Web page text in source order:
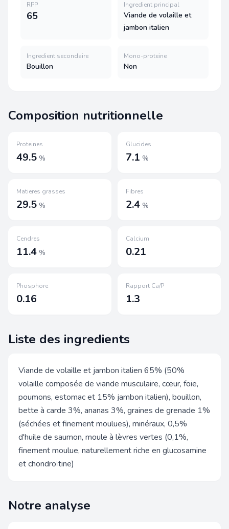
RPP
65
Ingredient principal
Viande de volaille et
jambon italien
Ingredient secondaire
Bouillon
Mono-proteine
Non
Composition nutritionnelle
Proteines
49.5 %
Glucides
7.1 %
Matieres grasses
29.5 %
Fibres
2.4 %
Cendres
11.4 %
Calcium
0.21
Phosphore
0.16
Rapport Ca/P
1.3
Liste des ingredients
Viande de volaille et jambon italien 65% (50%
volaille composée de viande musculaire, cœur, foie,
poumons, estomac et 15% jambon italien), bouillon,
bette à carde 3%, ananas 3%, graines de grenade 1%
(séchées et finement moulues), minéraux, 0,5%
d'huile de saumon, moule à lèvres vertes (0,1%,
finement moulue, naturellement riche en glucosamine
et chondroïtine)
Notre analyse